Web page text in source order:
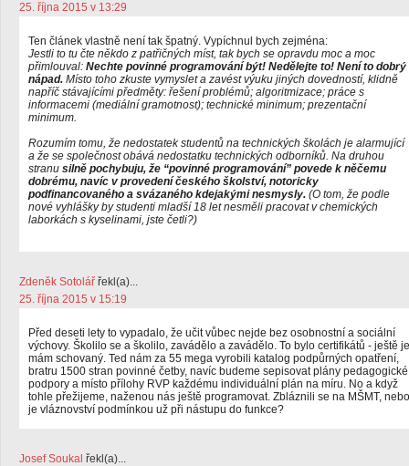
25. října 2015 v 13:29
Ten článek vlastně není tak špatný. Vypíchnul bych zejména:
Jestli to tu čte někdo z patřičných míst, tak bych se opravdu moc a moc
přimlouval: Nechte povinné programování být! Nedělejte to! Není to dobrý
nápad. Místo toho zkuste vymyslet a zavést výuku jiných dovedností, klidně
napříč stávajícími předměty: řešení problémů; algoritmizace; práce s
informacemi (mediální gramotnost); technické minimum; prezentační
minimum.
Rozumím tomu, že nedostatek studentů na technických školách je alarmující
a že se společnost obává nedostatku technických odborníků. Na druhou
stranu silně pochybuju, že “povinné programování” povede k něčemu
dobrému, navíc v provedení českého školství, notoricky
podfinancovaného a svázaného kdejakými nesmysly. (O tom, že podle
nové vyhlášky by studenti mladší 18 let nesměli pracovat v chemických
laborkách s kyselinami, jste četli?)
Zdeněk Sotolář řekl(a)...
25. října 2015 v 15:19
Před deseti lety to vypadalo, že učit vůbec nejde bez osobnostní a sociální
výchovy. Školilo se a školilo, zavádělo a zavádělo. To bylo certifikátů - ještě je
mám schovaný. Ted nám za 55 mega vyrobili katalog podpůrných opatření,
bratru 1500 stran povinné četby, navíc budeme sepisovat plány pedagogické
podpory a místo přílohy RVP každému individuální plán na míru. No a když
tohle přežijeme, naženou nás ještě programovat. Zbláznili se na MŠMT, nebo
je vláznovství podmínkou už při nástupu do funkce?
Josef Soukal řekl(a)...